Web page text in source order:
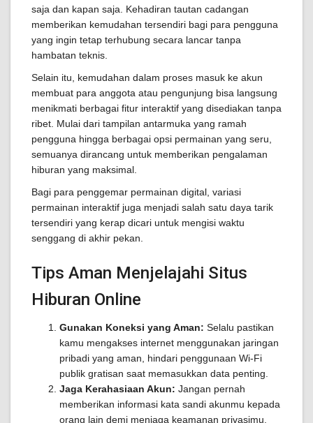
saja dan kapan saja. Kehadiran tautan cadangan
memberikan kemudahan tersendiri bagi para pengguna
yang ingin tetap terhubung secara lancar tanpa
hambatan teknis.
Selain itu, kemudahan dalam proses masuk ke akun
membuat para anggota atau pengunjung bisa langsung
menikmati berbagai fitur interaktif yang disediakan tanpa
ribet. Mulai dari tampilan antarmuka yang ramah
pengguna hingga berbagai opsi permainan yang seru,
semuanya dirancang untuk memberikan pengalaman
hiburan yang maksimal.
Bagi para penggemar permainan digital, variasi
permainan interaktif juga menjadi salah satu daya tarik
tersendiri yang kerap dicari untuk mengisi waktu
senggang di akhir pekan.
Tips Aman Menjelajahi Situs
Hiburan Online
Gunakan Koneksi yang Aman: Selalu pastikan
kamu mengakses internet menggunakan jaringan
pribadi yang aman, hindari penggunaan Wi-Fi
publik gratisan saat memasukkan data penting.
Jaga Kerahasiaan Akun: Jangan pernah
memberikan informasi kata sandi akunmu kepada
orang lain demi menjaga keamanan privasimu.